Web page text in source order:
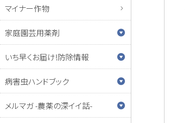
マイナー作物
家庭園芸用薬剤
いち早くお届け!防除情報
病害虫ハンドブック
メルマガ -農薬の深イイ話-